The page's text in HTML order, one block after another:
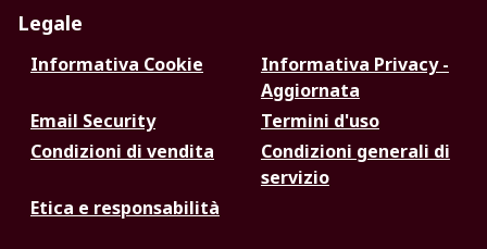
Legale
Informativa Cookie
Informativa Privacy -
Aggiornata
Email Security
Termini d'uso
Condizioni di vendita
Condizioni generali di
servizio
Etica e responsabilità